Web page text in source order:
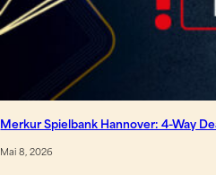
Merkur Spielbank Hannover: 4-Way
Mai 8, 2026